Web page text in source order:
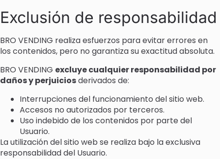
Exclusión de responsabilidad
BRO VENDING realiza esfuerzos para evitar errores en
los contenidos, pero no garantiza su exactitud absoluta.
BRO VENDING excluye cualquier responsabilidad por
daños y perjuiciosderivados de:
Interrupciones del funcionamiento del sitio web.
Accesos no autorizados por terceros.
Uso indebido de los contenidos por parte del
Usuario.
La utilización del sitio web se realiza bajo la exclusiva
responsabilidad del Usuario.